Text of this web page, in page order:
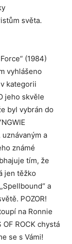
světa.
(1984)
vyhlášeno
kategorii
jeho skvěle
byl vybrán do
a
známé
tím, že
jen těžko
a
POZOR!
na Ronnie
ROCK chystá
se s Vámi!